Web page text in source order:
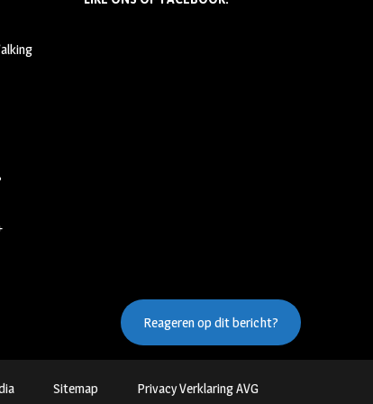
Reageren op dit bericht?
Sitemap Privacy Verklaring AVG